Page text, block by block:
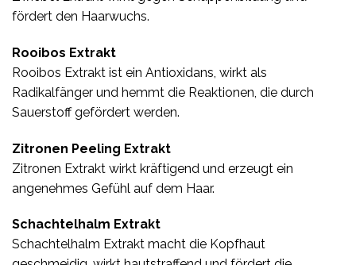
fördert den Haarwuchs.
Rooibos Extrakt
Rooibos Extrakt ist ein Antioxidans, wirkt als
Radikalfänger und hemmt die Reaktionen, die durch
Sauerstoff gefördert werden.
Zitronen Peeling Extrakt
Zitronen Extrakt wirkt kräftigend und erzeugt ein
angenehmes Gefühl auf dem Haar.
Schachtelhalm Extrakt
Schachtelhalm Extrakt macht die Kopfhaut